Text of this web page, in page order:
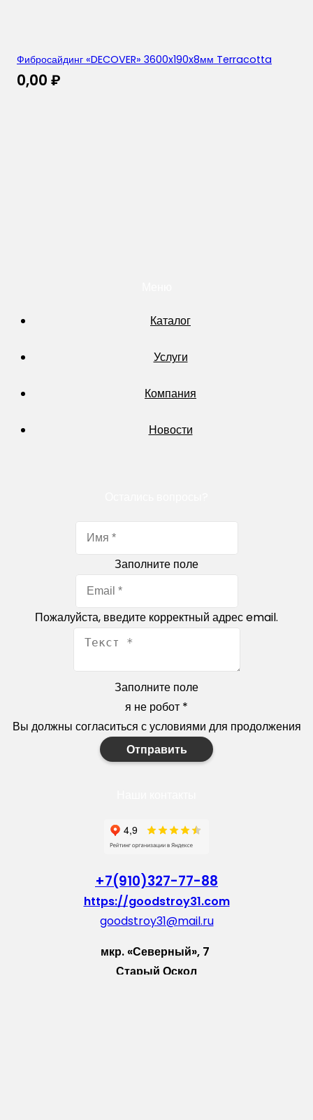
Фибросайдинг «DECOVER» 3600x190x8мм Terracotta
0,00 ₽
Каталог
Услуги
Компания
Новости
Заполните поле
Пожалуйста, введите корректный адрес email.
Заполните поле
я не робот *
Вы должны согласиться с условиями для продолжения
Отправить
+7(910)327-77-88
https://goodstroy31.com
goodstroy31@mail.ru
мкр. «Северный», 7
Старый Оскол